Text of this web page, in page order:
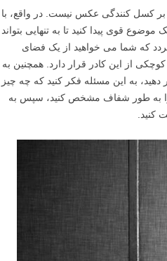
بر کسل کنندگی عکس نیست. در واقع، با
قوی پیدا کنید تا به تنهایی بتواند
که شما می خواهید از یک فضای
از این کادر قرار دارد. همچنین به
به این مسئله فکر کنید که چه چیز
به طور شفاف مشخص کنید، سپس به
کنید.